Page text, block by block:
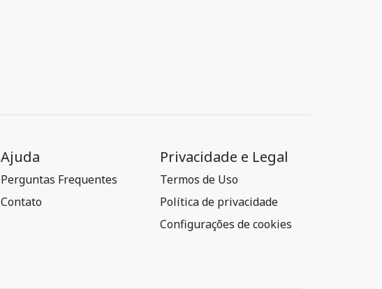
Ajuda
Perguntas Frequentes
Contato
Privacidade e Legal
Termos de Uso
Política de privacidade
Configurações de cookies